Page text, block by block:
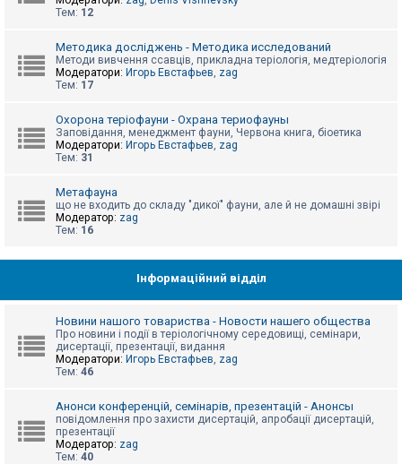
б
е
д
п
о
е
й
А
и
т
П
Тем: 12
Методика досліджень - Методика исследований
Методи вивчення ссавців, прикладна теріологія, медтеріологія
Модератори: Игорь Евстафьев, zag
Тем: 17
Охорона теріофауни - Охрана териофауны
Заповідання, менеджмент фауни, Червона книга, біоетика
Модератори: Игорь Евстафьев, zag
Тем: 31
Метафауна
що не входить до складу "дикої" фауни, але й не домашні звірі
Модератор: zag
Тем: 16
Інформаційний відділ
Новини нашого товариства - Новости нашего общества
Про новини і події в теріологічному середовищі, семінари,
дисертації, презентації, видання
Модератори: Игорь Евстафьев, zag
Тем: 46
Анонси конференцій, семінарів, презентацій - Анонсы
повідомлення про захисти дисертацій, апробації дисертацій,
презентації
Модератор: zag
Тем: 40